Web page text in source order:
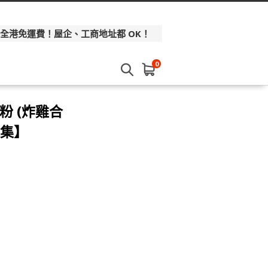
港免運費！屋企、工商地址都 OK！
0
(炸雞合
】